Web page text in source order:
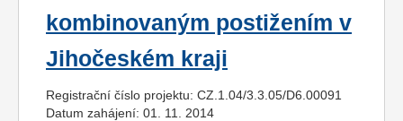
kombinovaným postižením v
Jihočeském kraji
Registrační číslo projektu: CZ.1.04/3.3.05/D6.00091
Datum zahájení: 01. 11. 2014